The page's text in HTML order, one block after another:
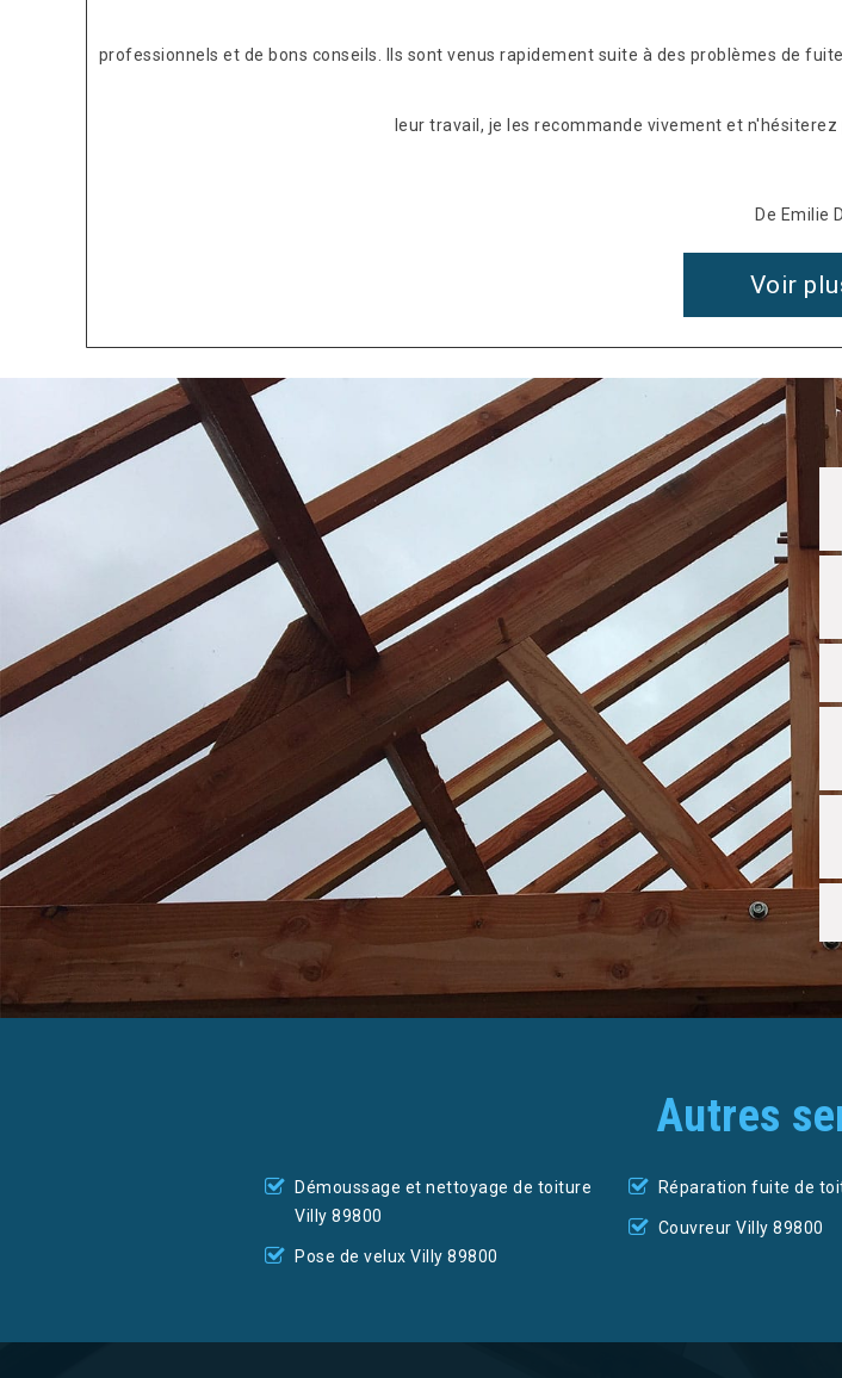
professionnels et de bons conseils. Ils sont venus rapidement suite à des problèmes de
leur travail, je les recommande vivement et
De Emilie
Voir
Autres
Démoussage et nettoyage de toiture
Villy 89800
Pose de velux Villy 89800
Réparation fuite de
Couvreur Villy 89800